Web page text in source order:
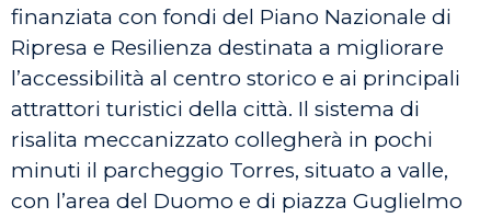
finanziata con fondi del Piano Nazionale di
Ripresa e Resilienza destinata a migliorare
l’accessibilità al centro storico e ai principali
attrattori turistici della città. Il sistema di
risalita meccanizzato collegherà in pochi
minuti il parcheggio Torres, situato a valle,
con l’area del Duomo e di piazza Guglielmo